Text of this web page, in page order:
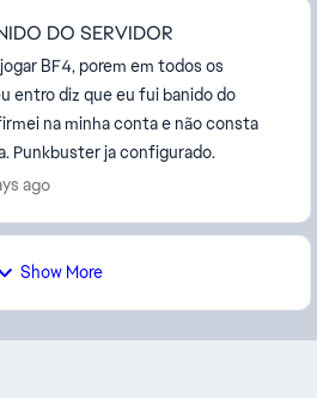
DO SERVIDOR
BF4, porem em todos os
entro diz que eu fui banido do
na minha conta e não consta
Punkbuster ja configurado.
ago
Show More